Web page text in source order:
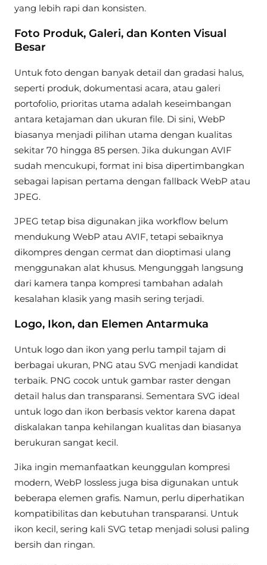
yang lebih rapi dan konsisten.
Foto Produk, Galeri, dan Konten Visual
Besar
Untuk foto dengan banyak detail dan gradasi halus,
seperti produk, dokumentasi acara, atau galeri
portofolio, prioritas utama adalah keseimbangan
antara ketajaman dan ukuran file. Di sini, WebP
biasanya menjadi pilihan utama dengan kualitas
sekitar 70 hingga 85 persen. Jika dukungan AVIF
sudah mencukupi, format ini bisa dipertimbangkan
sebagai lapisan pertama dengan fallback WebP atau
JPEG.
JPEG tetap bisa digunakan jika workflow belum
mendukung WebP atau AVIF, tetapi sebaiknya
dikompres dengan cermat dan dioptimasi ulang
menggunakan alat khusus. Mengunggah langsung
dari kamera tanpa kompresi tambahan adalah
kesalahan klasik yang masih sering terjadi.
Logo, Ikon, dan Elemen Antarmuka
Untuk logo dan ikon yang perlu tampil tajam di
berbagai ukuran, PNG atau SVG menjadi kandidat
terbaik. PNG cocok untuk gambar raster dengan
detail halus dan transparansi. Sementara SVG ideal
untuk logo dan ikon berbasis vektor karena dapat
diskalakan tanpa kehilangan kualitas dan biasanya
berukuran sangat kecil.
Jika ingin memanfaatkan keunggulan kompresi
modern, WebP lossless juga bisa digunakan untuk
beberapa elemen grafis. Namun, perlu diperhatikan
kompatibilitas dan kebutuhan transparansi. Untuk
ikon kecil, sering kali SVG tetap menjadi solusi paling
bersih dan ringan.